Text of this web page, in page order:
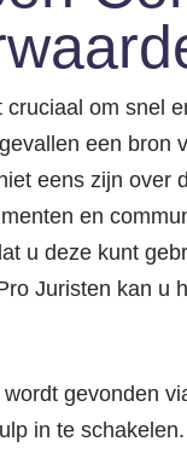
om snel
een bron
eens zijn over
en
u deze kunt
Juristen kan u
gevonden
in te